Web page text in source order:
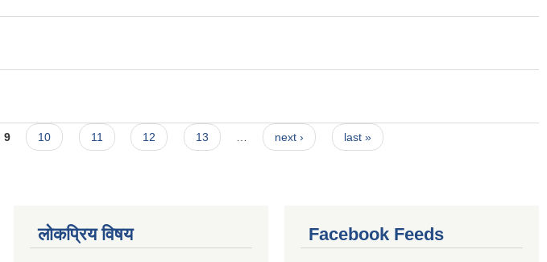
9 10 11 12 13 next › last »
लोकप्रिय विषय Facebook Feeds